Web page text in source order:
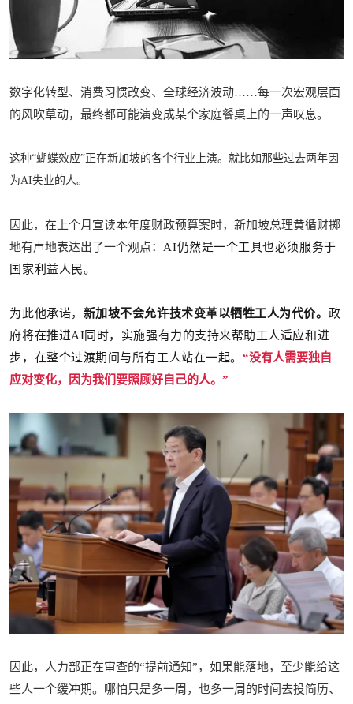
数字化转型、消费习惯改变、全球经济波动……每一次宏观层面
的风吹草动，最终都可能演变成某个家庭餐桌上的一声叹息。
这种“蝴蝶效应”正在新加坡的各个行业上演。就比如那些过去两年因
为AI失业的人。
因此，在上个月宣读本年度财政预算案时，新加坡总理黄循财掷
地有声地表达出了一个观点： AI仍然是一个工具也必须服务于
国家利益人民。
为此他承诺， 新加坡不会允许技术变革以牺牲工人为代价。 政
府将在推进AI同时，实施强有力的支持来帮助工人适应和进
步， 在整个过渡期间与所有工人站在一起。 “没有人需要独自
应对变化，因为我们要照顾好自己的人。”
因此，人力部正在审查的“提前通知”，如果能落地，至少能给这
些人一个缓冲期。哪怕只是多一周，也多一周的时间去投简历、